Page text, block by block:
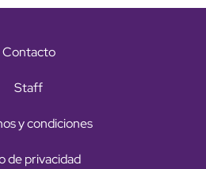
Contacto
Staff
y condiciones
de privacidad